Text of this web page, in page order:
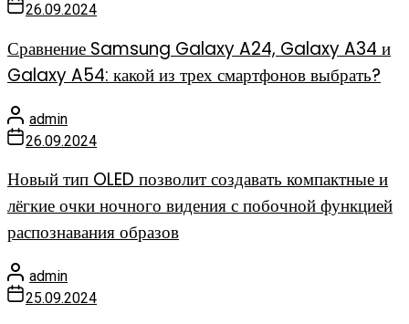
26.09.2024
Сравнение Samsung Galaxy A24, Galaxy A34 и
Galaxy A54: какой из трех смартфонов выбрать?
admin
26.09.2024
Новый тип OLED позволит создавать компактные и
лёгкие очки ночного видения с побочной функцией
распознавания образов
admin
25.09.2024